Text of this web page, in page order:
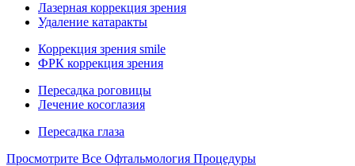
Лазерная коррекция зрения
Удаление катаракты
Коррекция зрения smile
ФРК коррекция зрения
Пересадка роговицы
Лечение косоглазия
Пересадка глаза
Просмотрите Все Офтальмология Процедуры